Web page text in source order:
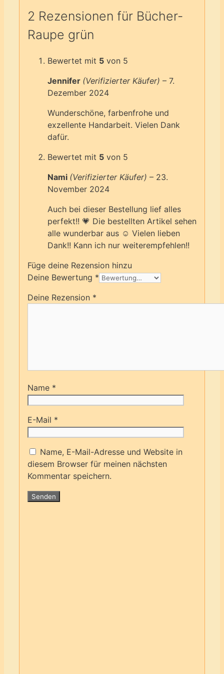
2 Rezensionen für Bücher-
Raupe grün
Bewertet mit 5 von 5
Jennifer (Verifizierter Käufer) – 7.
Dezember 2024
Wunderschöne, farbenfrohe und
exzellente Handarbeit. Vielen Dank
dafür.
Bewertet mit 5 von 5
Nami (Verifizierter Käufer) – 23.
November 2024
Auch bei dieser Bestellung lief alles
perfekt!! 💗 Die bestellten Artikel sehen
alle wunderbar aus ☺️ Vielen lieben
Dank!! Kann ich nur weiterempfehlen!!
Füge deine Rezension hinzu
Deine Bewertung *
Deine Rezension *
Name *
E-Mail *
Name, E-Mail-Adresse und Website in
diesem Browser für meinen nächsten
Kommentar speichern.